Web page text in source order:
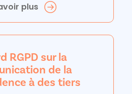
plus
RGPD sur la
de la
à des tiers